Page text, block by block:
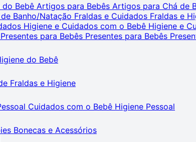
do Bebê Artigos para Bebês Artigos para Chá de
Banho/Natação Fraldas e Cuidados Fraldas e
Higiene e Cuidados com o Bebê Higiene e
para Bebês Presentes para Bebês
do Bebê
Fraldas e Higiene
Cuidados com o Bebê Higiene Pessoal
Bonecas e Acessórios